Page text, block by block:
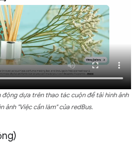
động dựa trên thao tác cuộn để tải hình ảnh
ảnh "Việc cần làm" của redBus.